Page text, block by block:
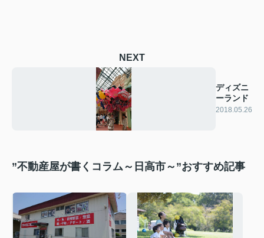
NEXT
ディズニ
ーランド
2018.05.26
”不動産屋が書くコラム～日高市～”おすすめ記事